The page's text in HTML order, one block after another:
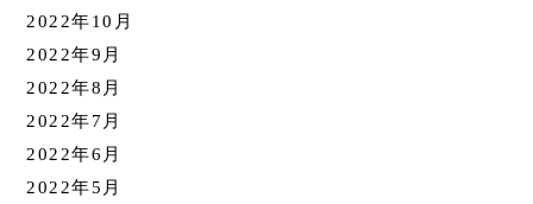
2022年10月
2022年9月
2022年8月
2022年7月
2022年6月
2022年5月